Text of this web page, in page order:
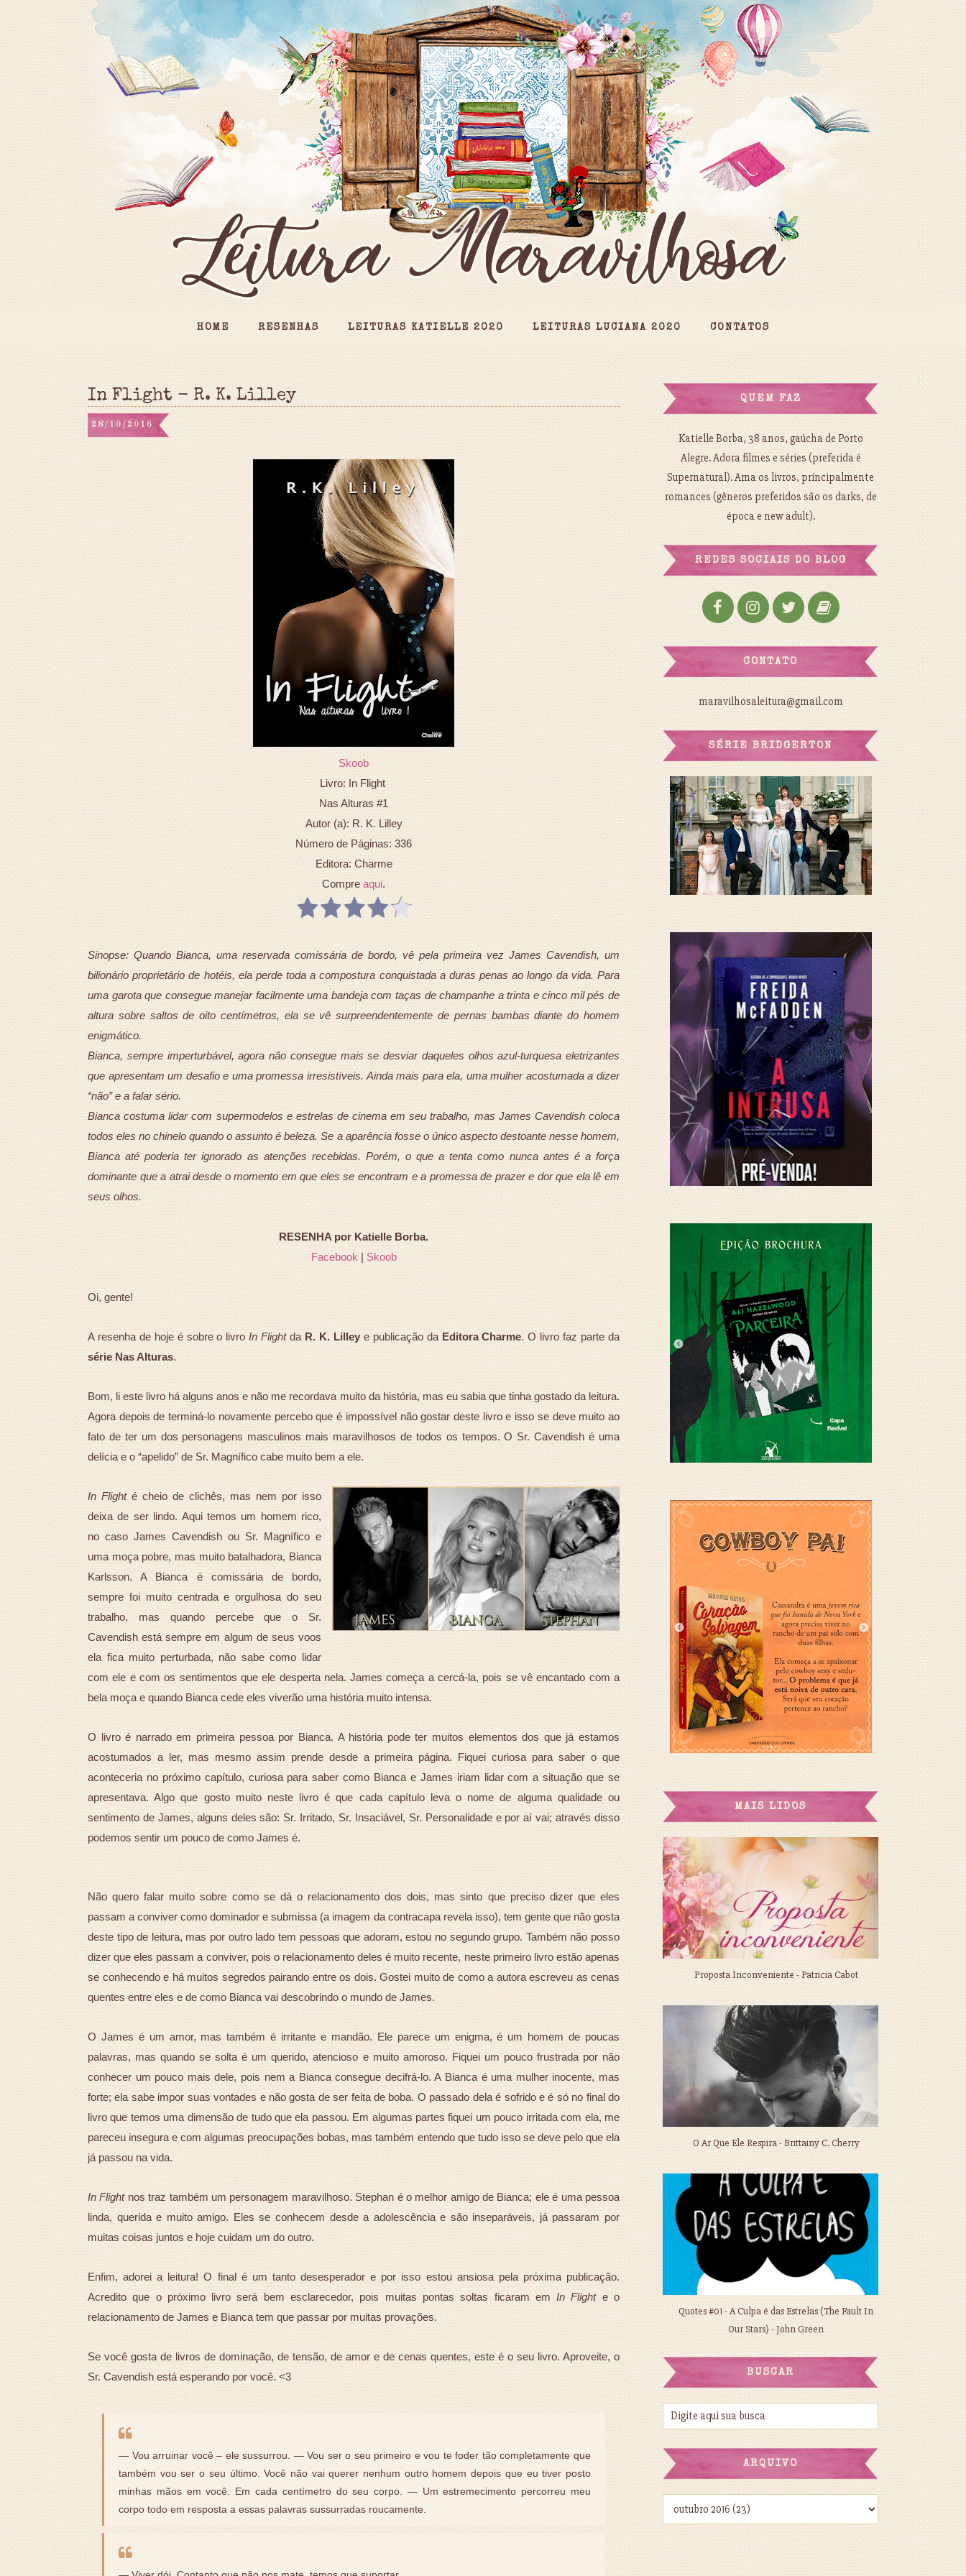
HOME RESENHAS LEITURAS KATIELLE 2020 LEITURAS LUCIANA 2020 CONTATOS
In Flight - R. K. Lilley
28/10/2016
Skoob
Livro: In Flight
Nas Alturas #1
Autor (a): R. K. Lilley
Número de Páginas: 336
Editora: Charme
Compre aqui.
Sinopse: Quando Bianca, uma reservada comissária de bordo, vê pela primeira vez James Cavendish, um
bilionário proprietário de hotéis, ela perde toda a compostura conquistada a duras penas ao longo da vida. Para
uma garota que consegue manejar facilmente uma bandeja com taças de champanhe a trinta e cinco mil pés de
altura sobre saltos de oito centímetros, ela se vê surpreendentemente de pernas bambas diante do homem
enigmático.
Bianca, sempre imperturbável, agora não consegue mais se desviar daqueles olhos azul-turquesa eletrizantes
que apresentam um desafio e uma promessa irresistíveis. Ainda mais para ela, uma mulher acostumada a dizer
“não” e a falar sério.
Bianca costuma lidar com supermodelos e estrelas de cinema em seu trabalho, mas James Cavendish coloca
todos eles no chinelo quando o assunto é beleza. Se a aparência fosse o único aspecto destoante nesse homem,
Bianca até poderia ter ignorado as atenções recebidas. Porém, o que a tenta como nunca antes é a força
dominante que a atrai desde o momento em que eles se encontram e a promessa de prazer e dor que ela lê em
seus olhos.
RESENHA por Katielle Borba.
Facebook | Skoob
Oi, gente!
A resenha de hoje é sobre o livroIn Flightda R. K. Lilleye publicação daEditora Charme. O livro faz parte da
série Nas Alturas.
Bom, li este livro há alguns anos e não me recordava muito da história, mas eu sabia que tinha gostado da leitura.
Agora depois de terminá-lo novamente percebo que é impossível não gostar deste livro e isso se deve muito ao
fato de ter um dos personagens masculinos mais maravilhosos de todos os tempos. O Sr. Cavendish é uma
delícia e o “apelido” de Sr. Magnífico cabe muito bem a ele.
In Flighté cheio de clichês, mas nem por isso
deixa de ser lindo. Aqui temos um homem rico,
no caso James Cavendish ou Sr. Magnífico e
uma moça pobre, mas muito batalhadora, Bianca
Karlsson. A Bianca é comissária de bordo,
sempre foi muito centrada e orgulhosa do seu
trabalho, mas quando percebe que o Sr.
Cavendish está sempre em algum de seus voos
ela fica muito perturbada, não sabe como lidar
com ele e com os sentimentos que ele desperta nela. James começa a cercá-la, pois se vê encantado com a
bela moça e quando Bianca cede eles viverão uma história muito intensa.
O livro é narrado em primeira pessoa por Bianca. A história pode ter muitos elementos dos que já estamos
acostumados a ler, mas mesmo assim prende desde a primeira página. Fiquei curiosa para saber o que
aconteceria no próximo capítulo, curiosa para saber como Bianca e James iriam lidar com a situação que se
apresentava. Algo que gosto muito neste livro é que cada capítulo leva o nome de alguma qualidade ou
sentimento de James, alguns deles são: Sr. Irritado, Sr. Insaciável, Sr. Personalidade e por aí vai; através disso
podemos sentir um pouco de como James é.
Não quero falar muito sobre como se dá o relacionamento dos dois, mas sinto que preciso dizer que eles
passam a conviver como dominador e submissa (a imagem da contracapa revela isso), tem gente que não gosta
deste tipo de leitura, mas por outro lado tem pessoas que adoram, estou no segundo grupo. Também não posso
dizer que eles passam a conviver, pois o relacionamento deles é muito recente, neste primeiro livro estão apenas
se conhecendo e há muitos segredos pairando entre os dois. Gostei muito de como a autora escreveu as cenas
quentes entre eles e de como Bianca vai descobrindo o mundo de James.
O James é um amor, mas também é irritante e mandão. Ele parece um enigma, é um homem de poucas
palavras, mas quando se solta é um querido, atencioso e muito amoroso. Fiquei um pouco frustrada por não
conhecer um pouco mais dele, pois nem a Bianca consegue decifrá-lo. A Bianca é uma mulher inocente, mas
forte; ela sabe impor suas vontades e não gosta de ser feita de boba. O passado dela é sofrido e é só no final do
livro que temos uma dimensão de tudo que ela passou. Em algumas partes fiquei um pouco irritada com ela, me
pareceu insegura e com algumas preocupações bobas, mas também entendo que tudo isso se deve pelo que ela
já passou na vida.
In Flightnos traz também um personagem maravilhoso. Stephan é o melhor amigo de Bianca; ele é uma pessoa
linda, querida e muito amigo. Eles se conhecem desde a adolescência e são inseparáveis, já passaram por
muitas coisas juntos e hoje cuidam um do outro.
Enfim, adorei a leitura! O final é um tanto desesperador e por isso estou ansiosa pela próxima publicação.
Acredito que o próximo livro será bem esclarecedor, pois muitas pontas soltas ficaram emIn Flighte o
relacionamento de James e Bianca tem que passar por muitas provações.
Se você gosta de livros de dominação, de tensão, de amor e de cenas quentes, este é o seu livro. Aproveite, o
Sr. Cavendish está esperando por você. <3
— Vou arruinar você – ele sussurrou. — Vou ser o seu primeiro e vou te foder tão completamente que
também vou ser o seu último. Você não vai querer nenhum outro homem depois que eu tiver posto
minhas mãos em você. Em cada centímetro do seu corpo. — Um estremecimento percorreu meu
corpo todo em resposta a essas palavras sussurradas roucamente.
QUEM FAZ
Katielle Borba, 38 anos, gaúcha de Porto
Alegre. Adora filmes e séries (preferida é
Supernatural). Ama os livros, principalmente
romances (gêneros preferidos são os darks, de
época e new adult).
REDES SOCIAIS DO BLOG
CONTATO
maravilhosaleitura@gmail.com
SÉRIE BRIDGERTON
MAIS LIDOS
Proposta Inconveniente - Patricia Cabot
O Ar Que Ele Respira - Brittainy C. Cherry
Quotes #01 - A Culpa é das Estrelas (The Fault In
Our Stars) - John Green
BUSCAR
ARQUIVO